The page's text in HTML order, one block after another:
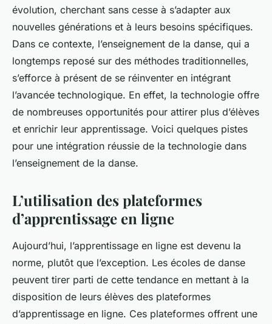
évolution, cherchant sans cesse à s’adapter aux
nouvelles générations et à leurs besoins spécifiques.
Dans ce contexte, l’enseignement de la danse, qui a
longtemps reposé sur des méthodes traditionnelles,
s’efforce à présent de se réinventer en intégrant
l’avancée technologique. En effet, la technologie offre
de nombreuses opportunités pour attirer plus d’élèves
et enrichir leur apprentissage. Voici quelques pistes
pour une intégration réussie de la technologie dans
l’enseignement de la danse.
L’utilisation des plateformes
d’apprentissage en ligne
Aujourd’hui, l’apprentissage en ligne est devenu la
norme, plutôt que l’exception. Les écoles de danse
peuvent tirer parti de cette tendance en mettant à la
disposition de leurs élèves des plateformes
d’apprentissage en ligne. Ces plateformes offrent une